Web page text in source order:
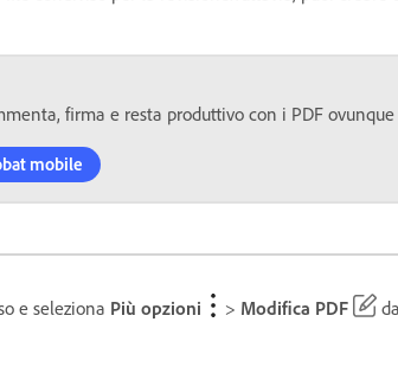
firma e resta produttivo con i PDF
mobile
e seleziona Più opzioni > Modifica PDF